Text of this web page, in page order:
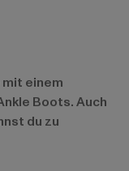
einem
Boots. Auch
du zu